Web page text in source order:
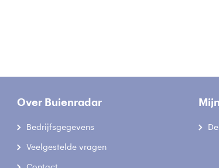
Over Buienradar
Bedrijfsgegevens
Veelgestelde vragen